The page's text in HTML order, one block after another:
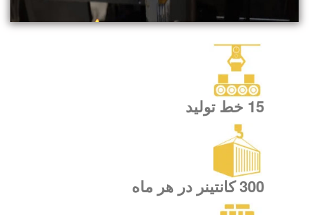
15 خط تولید
300 کانتینر در هر ماه